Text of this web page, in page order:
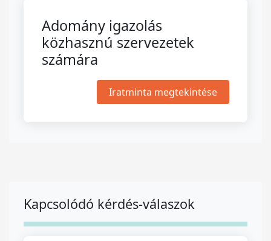
Adomány igazolás
közhasznú szervezetek
számára
Iratminta megtekintése
Kapcsolódó kérdés-válaszok